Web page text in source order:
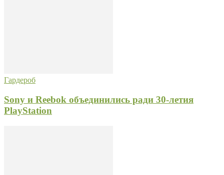
Гардероб
Sony и Reebok объединились ради 30-летия
PlayStation